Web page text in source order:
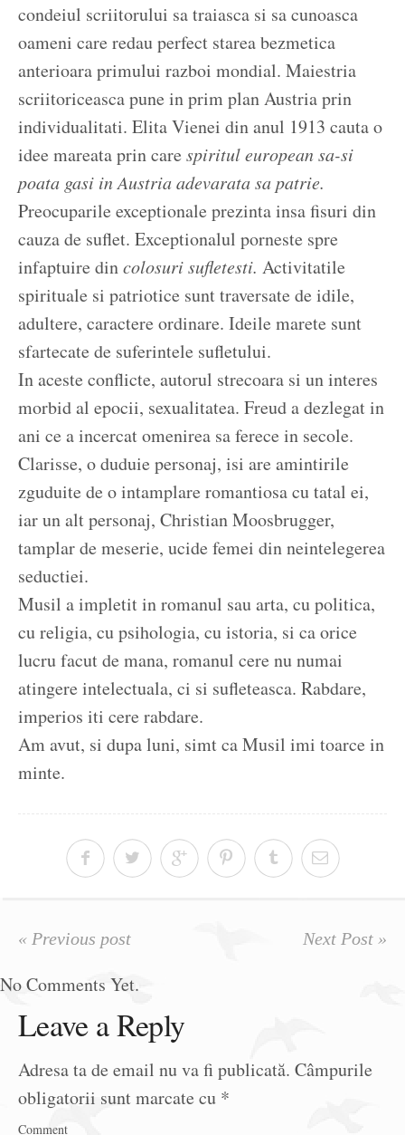
condeiul scriitorului sa traiasca si sa cunoasca
oameni care redau perfect starea bezmetica
anterioara primului razboi mondial. Maiestria
scriitoriceasca pune in prim plan Austria prin
individualitati. Elita Vienei din anul 1913 cauta o
idee mareata prin care spiritul european sa-si
poata gasi in Austria adevarata sa patrie.
Preocuparile exceptionale prezinta insa fisuri din
cauza de suflet. Exceptionalul porneste spre
infaptuire dincolosuri sufletesti. Activitatile
spirituale si patriotice sunt traversate de idile,
adultere, caractere ordinare. Ideile marete sunt
sfartecate de suferintele sufletului.
In aceste conflicte, autorul strecoara si un interes
morbid al epocii, sexualitatea. Freud a dezlegat in
ani ce a incercat omenirea sa ferece in secole.
Clarisse, o duduie personaj, isi are amintirile
zguduite de o intamplare romantiosa cu tatal ei,
iar un alt personaj, Christian Moosbrugger,
tamplar de meserie, ucide femei din neintelegerea
seductiei.
Musil a impletit in romanul sau arta, cu politica,
cu religia, cu psihologia, cu istoria, si ca orice
lucru facut de mana, romanul cere nu numai
atingere intelectuala, ci si sufleteasca. Rabdare,
imperios iti cere rabdare.
Am avut, si dupa luni, simt ca Musil imi toarce in
minte.
« Previous post Next Post »
No Comments Yet.
Leave a Reply
Adresa ta de email nu va fi publicată. Câmpurile
obligatorii sunt marcate cu *
Comment